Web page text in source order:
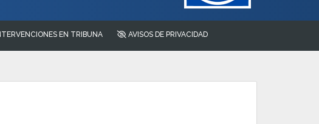
EN TRIBUNA AVISOS DE PRIVACIDAD